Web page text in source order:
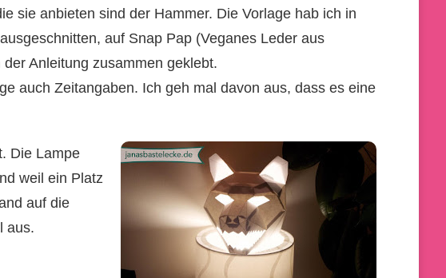
sie anbieten sind der Hammer. Die Vorlage hab ich in
auf Snap Pap (Veganes Leder aus
Anleitung zusammen geklebt.
auch Zeitangaben. Ich geh mal davon aus, dass es eine
Die Lampe
weil ein Platz
auf die
aus.